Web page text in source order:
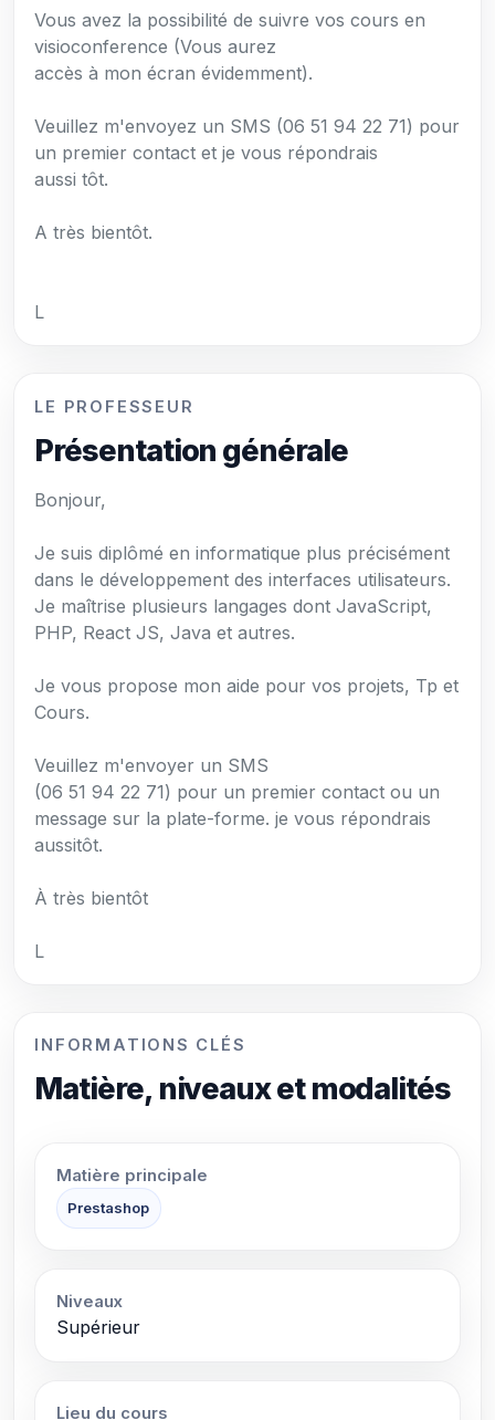
Vous avez la possibilité de suivre vos cours en
visioconference (Vous aurez
accès à mon écran évidemment).
Veuillez m'envoyez un SMS (06 51 94 22 71) pour
un premier contact et je vous répondrais
aussi tôt.
A très bientôt.
L
LE PROFESSEUR
Présentation générale
Bonjour,
Je suis diplômé en informatique plus précisément
dans le développement des interfaces utilisateurs.
Je maîtrise plusieurs langages dont JavaScript,
PHP, React JS, Java et autres.
Je vous propose mon aide pour vos projets, Tp et
Cours.
Veuillez m'envoyer un SMS
(06 51 94 22 71) pour un premier contact ou un
message sur la plate-forme. je vous répondrais
aussitôt.
À très bientôt
L
INFORMATIONS CLÉS
Matière, niveaux et modalités
Matière principale
Prestashop
Niveaux
Supérieur
Lieu du cours